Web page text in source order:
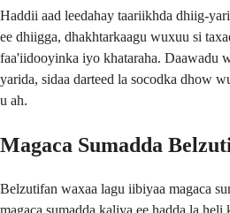
Haddii aad leedahay taariikhda dhiig-
ee dhiigga, dhakhtarkaagu wuxuu si
faa'iidooyinka iyo khataraha. Daawadu
yarida, sidaa darteed la socodka dhow
u ah.
Magaca Sumadda
Belzutifan waxaa lagu iibiyaa magaca
magaca sumadda kaliya ee hadda la heli